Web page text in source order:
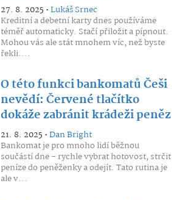
27. 8. 2025 •Lukáš Srnec
Kreditní a debetní karty dnes používáme
téměř automaticky. Stačí přiložit a pípnout.
Mohou vás ale stát mnohem víc, než byste
řekli....
O této funkci bankomatů Češi
nevědí: Červené tlačítko
dokáže zabránit krádeži peněz
21. 8. 2025 •Dan Bright
Bankomat je pro mnoho lidí běžnou
součástí dne - rychle vybrat hotovost, strčit
peníze do peněženky a odejít. Tato rutina je
ale v...